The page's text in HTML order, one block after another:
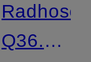
Radhose
Q36.5